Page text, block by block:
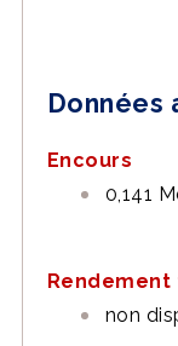
Données
Encours
0,141
non